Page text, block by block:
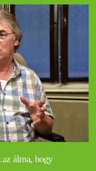
álma, hogy